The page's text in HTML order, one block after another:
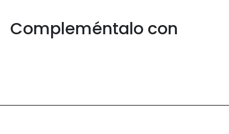
Compleméntalo con